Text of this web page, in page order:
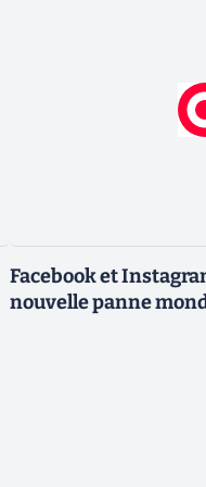
Facebook et
nouvelle panne